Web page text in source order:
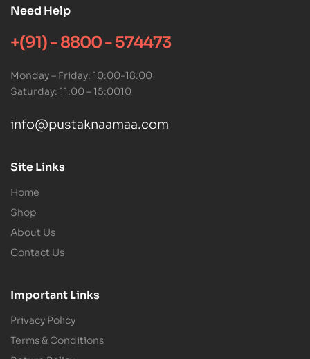
Need Help
+(91) - 8800 - 574473
Monday – Friday: 10:00-18:00
Saturday: 11:00 – 15:0010
info@pustaknaamaa.com
Site Links
Home
Shop
About Us
Contact Us
Important Links
Privacy Policy
Terms & Conditions